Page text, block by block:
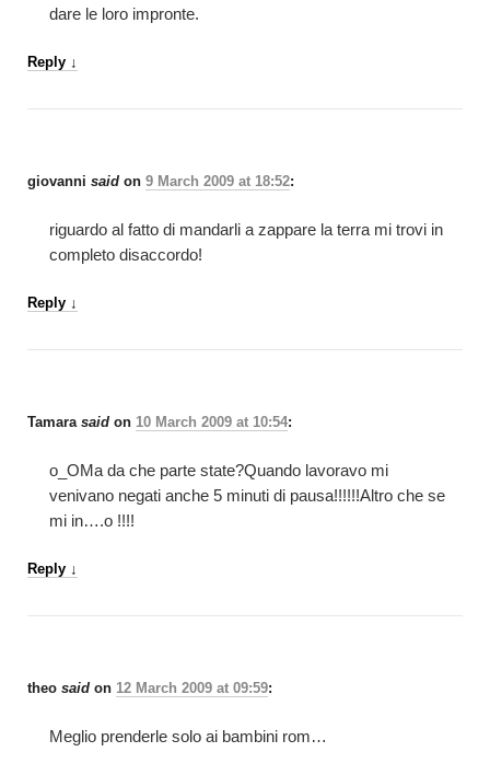
dare le loro impronte.
Reply ↓
giovanni said on 9 March 2009 at 18:52:
riguardo al fatto di mandarli a zappare la terra mi trovi in
completo disaccordo!
Reply ↓
Tamara said on 10 March 2009 at 10:54:
o_OMa da che parte state?Quando lavoravo mi
venivano negati anche 5 minuti di pausa!!!!!!Altro che se
mi in….o !!!!
Reply ↓
theo said on 12 March 2009 at 09:59:
Meglio prenderle solo ai bambini rom…